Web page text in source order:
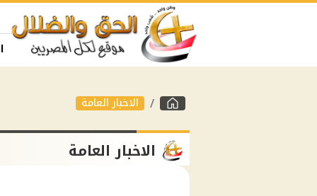
الاخبار العامة
الاخبار العامة